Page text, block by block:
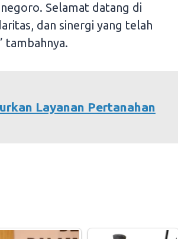
Selamat datang di
dan sinergi yang telah
tambahnya.
Layanan Pertanahan